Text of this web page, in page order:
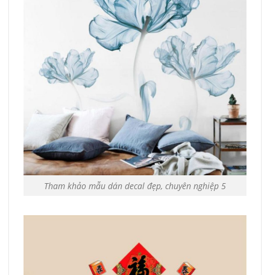
Tham khảo mẫu dán decal đẹp, chuyên nghiệp 5